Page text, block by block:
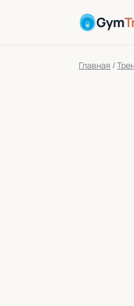
Gym
Главная /